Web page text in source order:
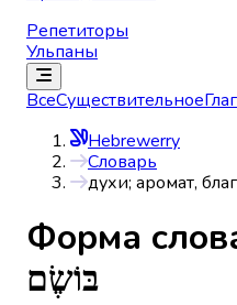
Репетиторы
Ульпаны
ВсеСуществительное
Hebrewerry
Словарь
духи; аромат,
Форма
בּוֹשֶׂם